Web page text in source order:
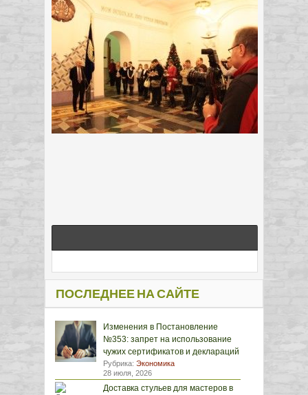
ПОСЛЕДНЕЕ НА САЙТЕ
Изменения в Постановление
№353: запрет на использование
чужих сертификатов и деклараций
Рубрика: Экономика
28 июля, 2026
Доставка стульев для мастеров в